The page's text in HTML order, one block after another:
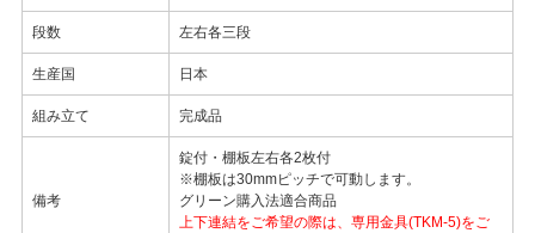
段数 左右各三段
生産国 日本
組み立て 完成品
備考
錠付・棚板左右各2枚付
※棚板は30mmピッチで可動します。
グリーン購入法適合商品
上下連結をご希望の際は、専用金具(TKM-5)をご